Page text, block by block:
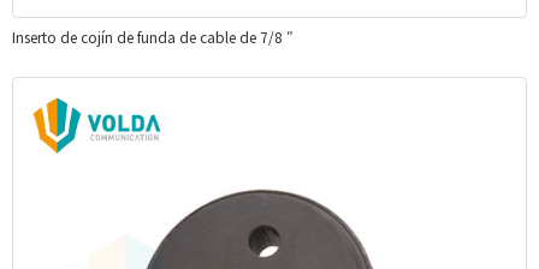
Inserto de cojín de funda de cable de 7/8 ″